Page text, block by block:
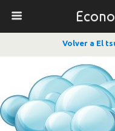
Volver a El